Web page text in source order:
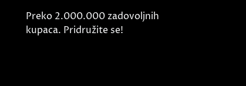
Preko 2.000.000 zadovoljnih
kupaca. Pridružite se!